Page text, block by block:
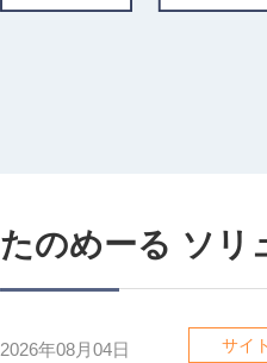
たのめーる ソリ
2026年08月04日 サイ